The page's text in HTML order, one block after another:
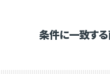
条件に一致する